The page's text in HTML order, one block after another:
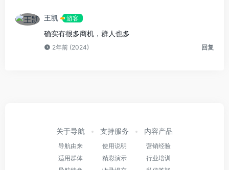
王凯 游客
确实有很多商机，群人也多
2年前 (2024) 回复
关于导航
导航由来
适用群体
支持服务
使用说明
精彩演示
内容产品
营销经验
行业培训